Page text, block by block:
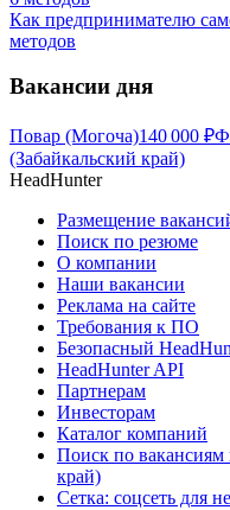
Как предпринимателю
методов
Вакансии дня
Повар (Могоча)140 000 ₽
(Забайкальский край)
HeadHunter
Размещение
Поиск по резюме
О компании
Наши вакансии
Реклама на сайте
Требования к ПО
Безопасный
HeadHunter API
Партнерам
Инвесторам
Каталог компаний
Поиск по вакансиям
край)
Сетка: соцсеть для